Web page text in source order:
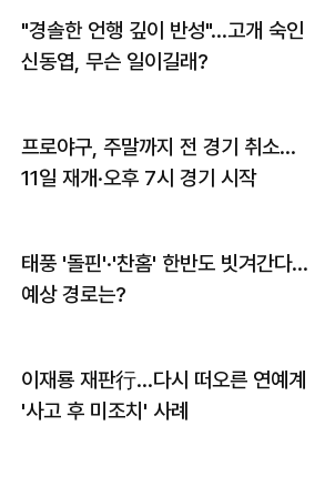
"경솔한 언행 깊이 반성"…고개 숙인
신동엽, 무슨 일이길래?
프로야구, 주말까지 전 경기 취소…
11일 재개·오후 7시 경기 시작
태풍 '돌핀'·'찬홈' 한반도 빗겨간다…
예상 경로는?
이재룡 재판行…다시 떠오른 연예계
'사고 후 미조치' 사례